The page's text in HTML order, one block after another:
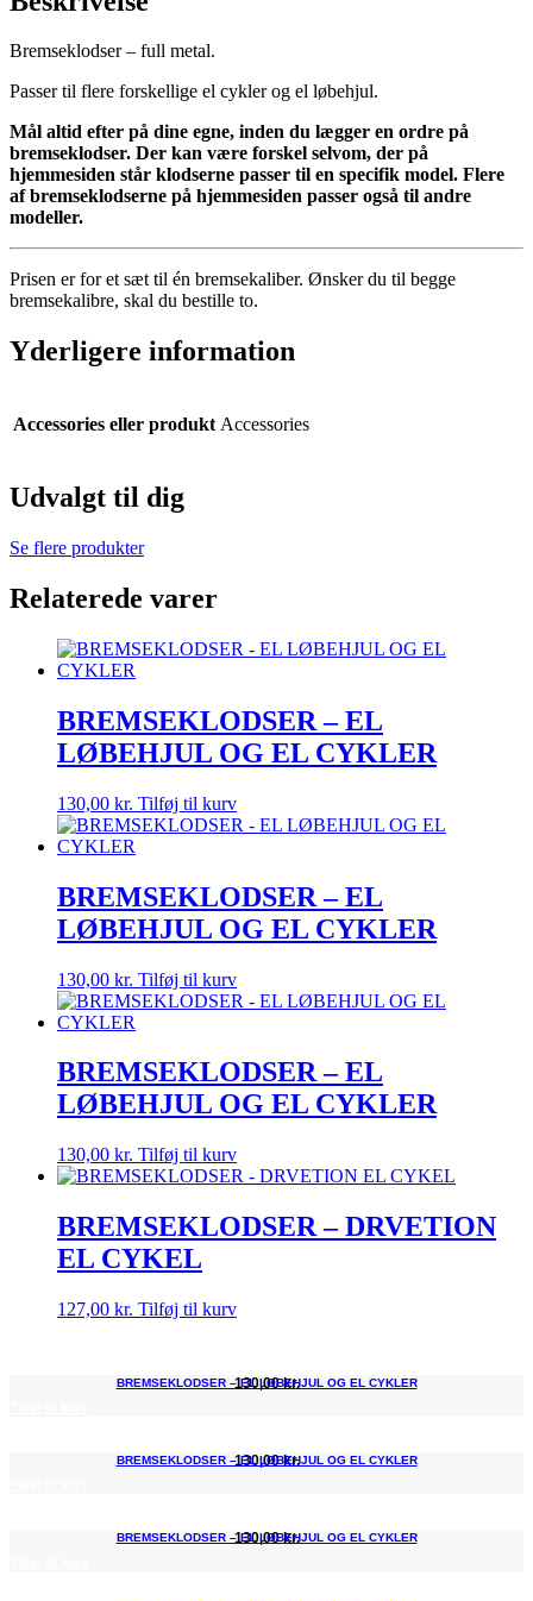
Bremseklodser – full metal.
Passer til flere forskellige el cykler og el løbehjul.
Mål altid efter på dine egne, inden du lægger en ordre på
bremseklodser. Der kan være forskel selvom, der på
hjemmesiden står klodserne passer til en specifik model. Flere
af bremseklodserne på hjemmesiden passer også til andre
modeller.
Prisen er for et sæt til én bremsekaliber. Ønsker du til begge
bremsekalibre, skal du bestille to.
Yderligere information
Accessories eller produkt Accessories
Udvalgt til dig
Se flere produkter
Relaterede varer
BREMSEKLODSER – EL
LØBEHJUL OG EL CYKLER
130,00 kr. Tilføj til kurv
BREMSEKLODSER – EL
LØBEHJUL OG EL CYKLER
130,00 kr. Tilføj til kurv
BREMSEKLODSER – EL
LØBEHJUL OG EL CYKLER
130,00 kr. Tilføj til kurv
BREMSEKLODSER – DRVETION
EL CYKEL
127,00 kr. Tilføj til kurv
130,00kr.
BREMSEKLODSER – EL LØBEHJUL OG EL CYKLER
130,00kr.
BREMSEKLODSER – EL LØBEHJUL OG EL CYKLER
130,00kr.
BREMSEKLODSER – EL LØBEHJUL OG EL CYKLER